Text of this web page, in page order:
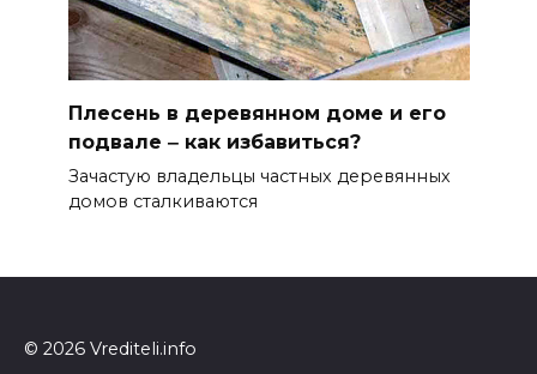
Плесень в деревянном доме и его
подвале ‒ как избавиться?
Зачастую владельцы частных деревянных
домов сталкиваются
© 2026 Vrediteli.info